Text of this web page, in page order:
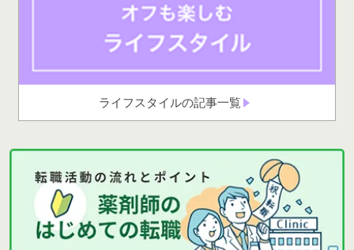
ライフスタイルの記事一覧